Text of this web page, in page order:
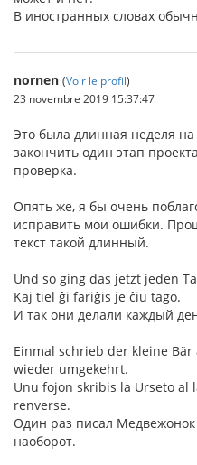
В иностранных словах
nornen (Voir le profil)
23 novembre 2019 15:37:47
Это была длинная неделя
закончить один этап
проверка.
Опять же, я бы очень
исправить мои ошибки.
текст такой длинный.
Und so ging das jetzt jeden
Kaj tiel ĝi fariĝis je ĉiu tago.
И так они делали каждый
Einmal schrieb der kleine
wieder umgekehrt.
Unu fojon skribis la Urseto al
renverse.
Один раз писал Медвежонок
наоборот.